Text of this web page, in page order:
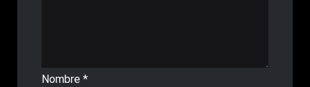
Nombre *